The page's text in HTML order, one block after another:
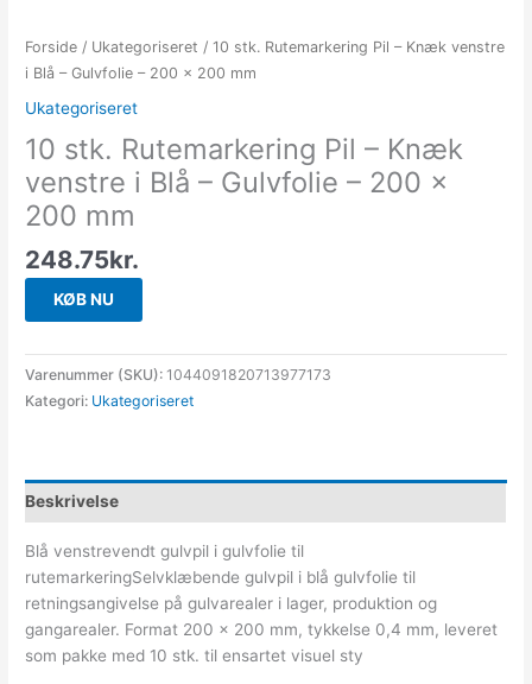
Forside / Ukategoriseret / 10 stk. Rutemarkering Pil – Knæk venstre
i Blå – Gulvfolie – 200 x 200 mm
Ukategoriseret
10 stk. Rutemarkering Pil – Knæk
venstre i Blå – Gulvfolie – 200 x
200 mm
248.75kr.
KØB NU
Varenummer (SKU): 1044091820713977173
Kategori: Ukategoriseret
Beskrivelse
Blå venstrevendt gulvpil i gulvfolie til
rutemarkeringSelvklæbende gulvpil i blå gulvfolie til
retningsangivelse på gulvarealer i lager, produktion og
gangarealer. Format 200 × 200 mm, tykkelse 0,4 mm, leveret
som pakke med 10 stk. til ensartet visuel sty